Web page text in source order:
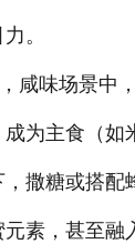
。
味场景中
为主食（如
撒糖或搭配
素，甚至融